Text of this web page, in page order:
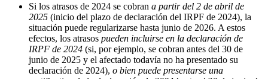
Si los atrasos de 2024 se cobran a partir del 2 de abril de
2025 (inicio del plazo de declaración del IRPF de 2024), la
situación puede regularizarse hasta junio de 2026. A estos
efectos, los atrasos pueden incluirse en la declaración de
IRPF de 2024 (si, por ejemplo, se cobran antes del 30 de
junio de 2025 y el afectado todavía no ha presentado su
declaración de 2024), o bien puede presentarse una